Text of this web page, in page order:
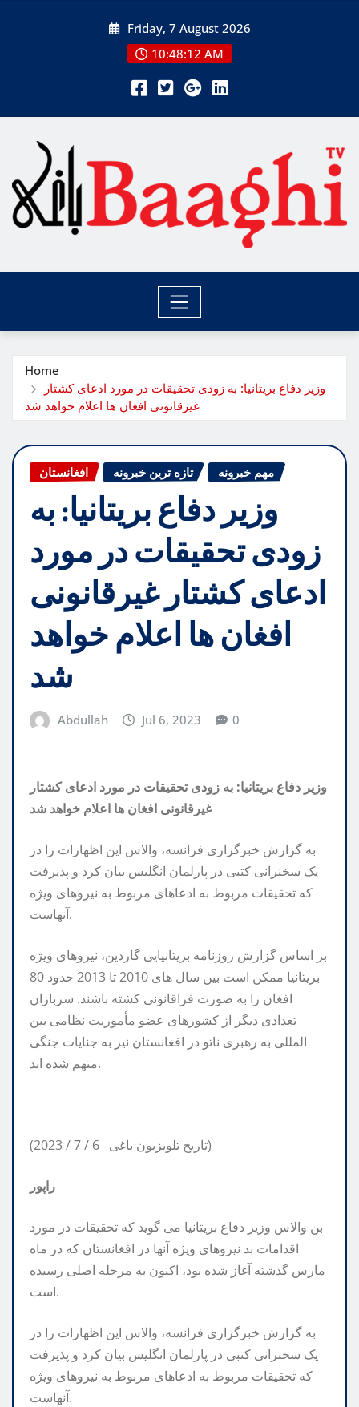
Friday, 7 August 2026
10:48:13 AM
Home
وزیر دفاع بریتانیا: به زودی تحقیقات در مورد ادعای کشتار
غیرقانونی افغان ها اعلام خواهد شد
افغانستان تازه ترین خبرونه مهم خبرونه
وزیر دفاع بریتانیا: به
زودی تحقیقات در مورد
ادعای کشتار غیرقانونی
افغان ها اعلام خواهد
شد
Abdullah Jul 6, 2023 0
وزیر دفاع بریتانیا: به زودی تحقیقات در مورد ادعای کشتار
غیرقانونی افغان ها اعلام خواهد شد
به گزارش خبرگزاری فرانسه، والاس این اظهارات را در
یک سخنرانی کتبی در پارلمان انگلیس بیان کرد و پذیرفت
که تحقیقات مربوط به ادعاهای مربوط به نیروهای ویژه
آنهاست.
بر اساس گزارش روزنامه بریتانیایی گاردین، نیروهای ویژه
بریتانیا ممکن است بین سال های 2010 تا 2013 حدود 80
افغان را به صورت فراقانونی کشته باشند. سربازان
تعدادی دیگر از کشورهای عضو مأموریت نظامی بین
المللی به رهبری ناتو در افغانستان نیز به جنایات جنگی
متهم شده اند.
(2023 / 7 / 6 تاریخ تلویزیون باغی)
بن والاس وزیر دفاع بریتانیا می گوید که تحقیقات در مورد
اقدامات بد نیروهای ویژه آنها در افغانستان که در ماه
مارس گذشته آغاز شده بود، اکنون به مرحله اصلی رسیده
است.
به گزارش خبرگزاری فرانسه، والاس این اظهارات را در
یک سخنرانی کتبی در پارلمان انگلیس بیان کرد و پذیرفت
که تحقیقات مربوط به ادعاهای مربوط به نیروهای ویژه
آنهاست.